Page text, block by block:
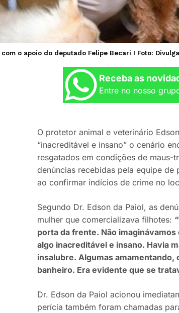
o apoio do deputado Felipe Becari I Foto:
Receba as
Entre no nosso
O protetor animal e veterinário
“inacreditável e insano” o cenário
resgatados em condições de
denúncias recebidas pela equipe
ao confirmar indícios de crime no
Segundo Dr. Edson da Paiol, as
mulher que comercializava filhotes:
porta da frente. Não
algo inacreditável e insano. Havia
insalubre. Algumas
banheiro. Era evidente que se
Dr. Edson da Paiol acionou
perícia também foram chamadas